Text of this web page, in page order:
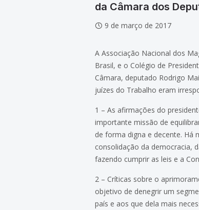
da Câmara dos
9 de março de 2017
A Associação Nacional dos
Brasil, e o Colégio de
Câmara, deputado Rodrigo
juízes do Trabalho eram
1 – As afirmações do
importante missão de
de forma digna e decente. Há
consolidação da democracia,
fazendo cumprir as leis e a
2 – Críticas sobre o
objetivo de denegrir um
país e aos que dela mais